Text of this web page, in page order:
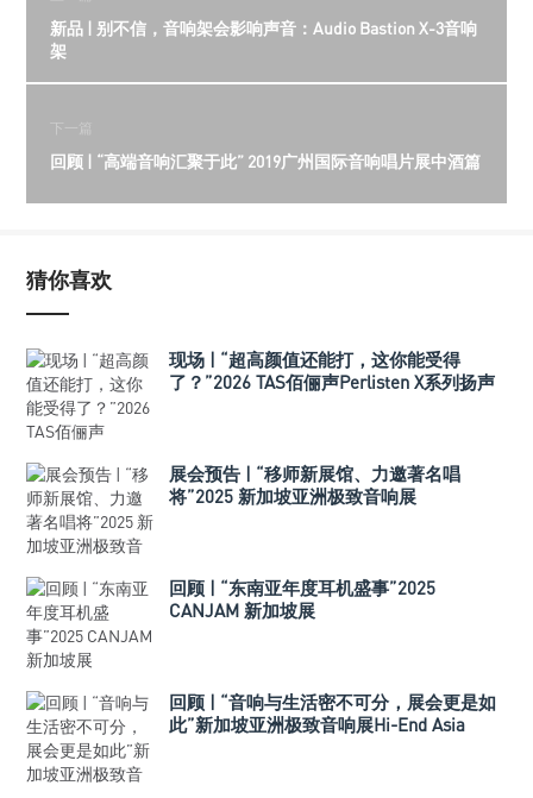
新品 | 别不信，音响架会影响声音：Audio Bastion X-3音响
架
下一篇
回顾 | “高端音响汇聚于此” 2019广州国际音响唱片展中酒篇
猜你喜欢
现场 | “超高颜值还能打，这你能受得
了？”2026 TAS佰俪声Perlisten X系列扬声
展会预告 | “移师新展馆、力邀著名唱
将”2025 新加坡亚洲极致音响展
回顾 | “东南亚年度耳机盛事”2025
CANJAM 新加坡展
回顾 | “音响与生活密不可分，展会更是如
此”新加坡亚洲极致音响展Hi-End Asia